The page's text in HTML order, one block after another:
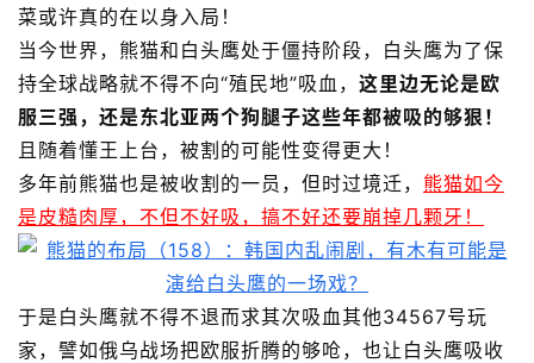
菜或许真的在以身入局！
当今世界，熊猫和白头鹰处于僵持阶段，白头鹰为了保
持全球战略就不得不向“殖民地”吸血， 这里边无论是欧
服三强，还是东北亚两个狗腿子这些年都被吸的够狠！
且随着懂王上台，被割的可能性变得更大！
多年前熊猫也是被收割的一员，但时过境迁， 熊猫如今
是皮糙肉厚，不但不好吸，搞不好还要崩掉几颗牙！
于是白头鹰就不得不退而求其次吸血其他34567号玩
家，譬如俄乌战场把欧服折腾的够呛，也让白头鹰吸收